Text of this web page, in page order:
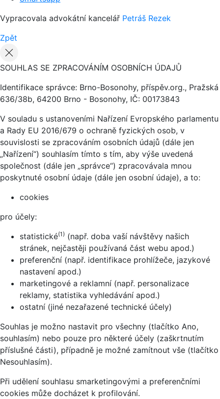
Vypracovala advokátní kancelář Petráš Rezek
Zpět
SOUHLAS SE ZPRACOVÁNÍM OSOBNÍCH ÚDAJŮ
Identifikace správce: Brno-Bosonohy, příspěv.org., Pražská
636/38b, 64200 Brno - Bosonohy, IČ: 00173843
V souladu s ustanoveními Nařízení Evropského parlamentu
a Rady EU 2016/679 o ochraně fyzických osob, v
souvislosti se zpracováním osobních údajů (dále jen
„Nařízení“) souhlasím tímto s tím, aby výše uvedená
společnost (dále jen „správce“) zpracovávala mnou
poskytnuté osobní údaje (dále jen osobní údaje), a to:
cookies
pro účely:
statistické(1) (např. doba vaší návštěvy našich
stránek, nejčastěji používaná část webu apod.)
preferenční (např. identifikace prohlížeče, jazykové
nastavení apod.)
marketingové a reklamní (např. personalizace
reklamy, statistika vyhledávání apod.)
ostatní (jiné nezařazené technické účely)
Souhlas je možno nastavit pro všechny (tlačítko Ano,
souhlasím) nebo pouze pro některé účely (zaškrtnutím
příslušné části), případně je možné zamítnout vše (tlačítko
Nesouhlasím).
Při udělení souhlasu smarketingovými a preferenčními
cookies může docházet k profilování.